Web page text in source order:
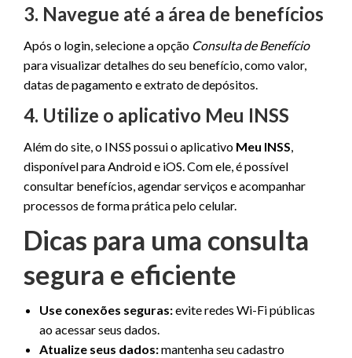
3. Navegue até a área de benefícios
Após o login, selecione a opção Consulta de Benefício
para visualizar detalhes do seu benefício, como valor,
datas de pagamento e extrato de depósitos.
4. Utilize o aplicativo Meu INSS
Além do site, o INSS possui o aplicativo Meu INSS,
disponível para Android e iOS. Com ele, é possível
consultar benefícios, agendar serviços e acompanhar
processos de forma prática pelo celular.
Dicas para uma consulta
segura e eficiente
Use conexões seguras:evite redes Wi-Fi públicas
ao acessar seus dados.
Atualize seus dados:mantenha seu cadastro